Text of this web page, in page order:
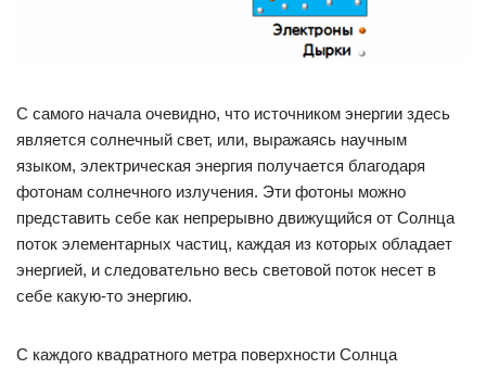
С самого начала очевидно, что источником энергии здесь
является солнечный свет, или, выражаясь научным
языком, электрическая энергия получается благодаря
фотонам солнечного излучения. Эти фотоны можно
представить себе как непрерывно движущийся от Солнца
поток элементарных частиц, каждая из которых обладает
энергией, и следовательно весь световой поток несет в
себе какую-то энергию.
С каждого квадратного метра поверхности Солнца